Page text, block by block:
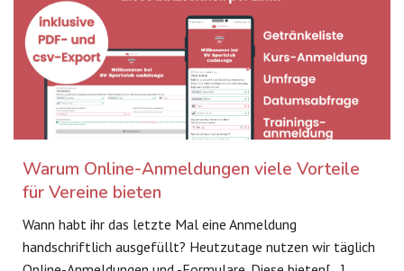
Warum Online-Anmeldungen viele Vorteile
für Vereine bieten
Wann habt ihr das letzte Mal eine Anmeldung
handschriftlich ausgefüllt? Heutzutage nutzen wir täglich